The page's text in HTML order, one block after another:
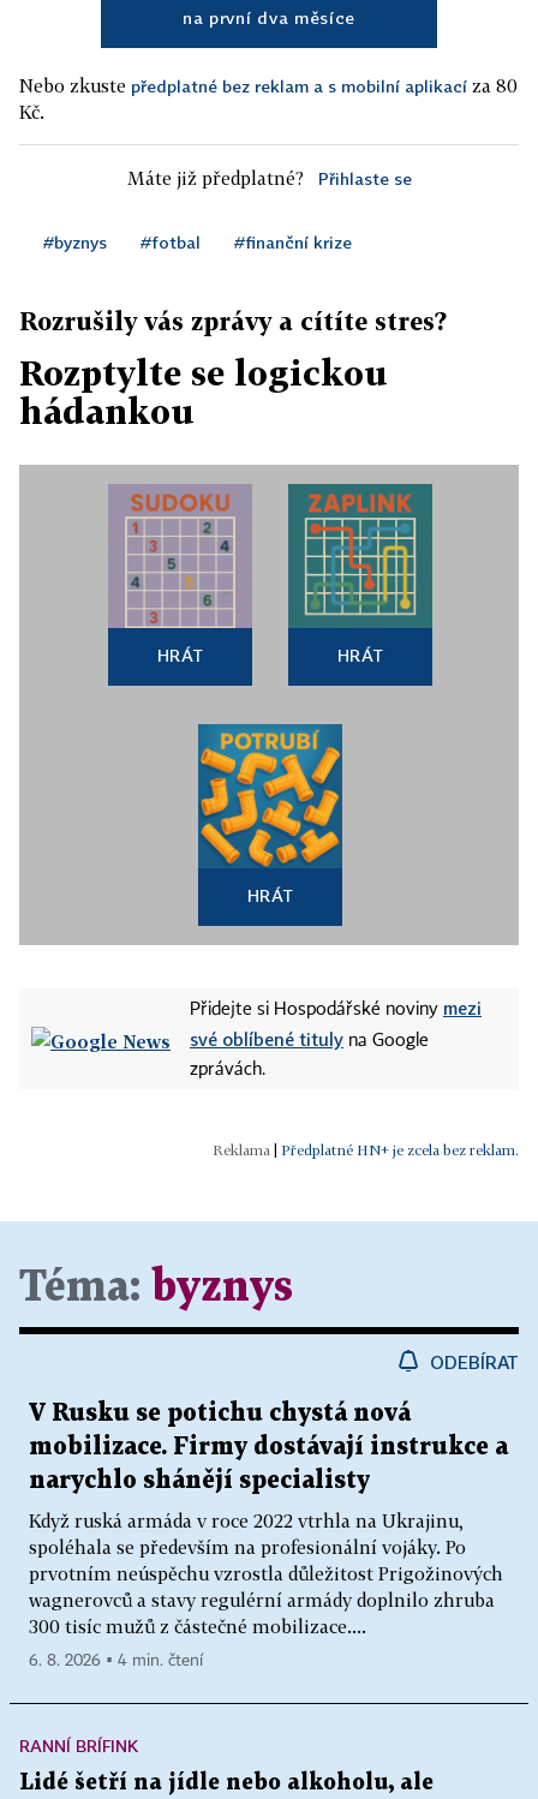
na první dva měsíce
Nebo zkuste předplatné bez reklam a s mobilní aplikací za 80
Kč.
Máte již předplatné? Přihlaste se
#byznys #fotbal #finanční krize
Rozrušily vás zprávy a cítíte stres?
Rozptylte se logickou
hádankou
HRÁT HRÁT
HRÁT
Přidejte si Hospodářské noviny mezi
své oblíbené tituly na Google
zprávách.
Předplatné HN+ je zcela bez reklam.
Téma: byznys
ODEBÍRAT
V Rusku se potichu chystá nová
mobilizace. Firmy dostávají instrukce a
narychlo shánějí specialisty
Když ruská armáda v roce 2022 vtrhla na Ukrajinu,
spoléhala se především na profesionální vojáky. Po
prvotním neúspěchu vzrostla důležitost Prigožinových
wagnerovců a stavy regulérní armády doplnilo zhruba
300 tisíc mužů z částečné mobilizace....
6. 8. 2026 ▪ 4 min. čtení
RANNÍ BRÍFINK
Lidé šetří na jídle nebo alkoholu, ale